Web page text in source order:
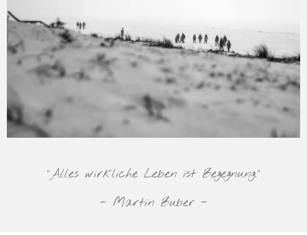
"Alles wirkliche Leben ist Begegnung."
- Martin Buber -